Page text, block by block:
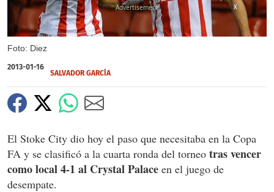
Foto: Diez
X
2013-01-16
SALVADOR GARCÍ­A
El Stoke City dio hoy el paso que necesitaba en la Copa
FA y se clasificó a la cuarta ronda del torneo tras vencer
como local 4-1 al Crystal Palace en el juego de
desempate.